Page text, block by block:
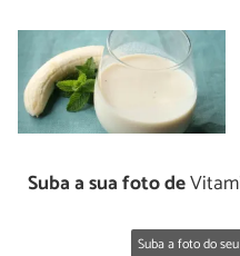
Suba a sua foto de
Suba a foto do